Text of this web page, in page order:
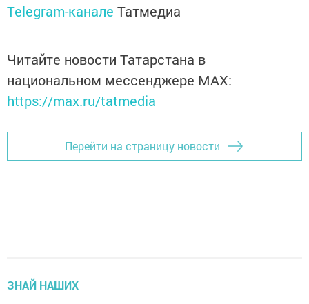
Telegram-канале Татмедиа
Читайте новости Татарстана в
национальном мессенджере MАХ:
https://max.ru/tatmedia
Перейти на страницу новости
ЗНАЙ НАШИХ